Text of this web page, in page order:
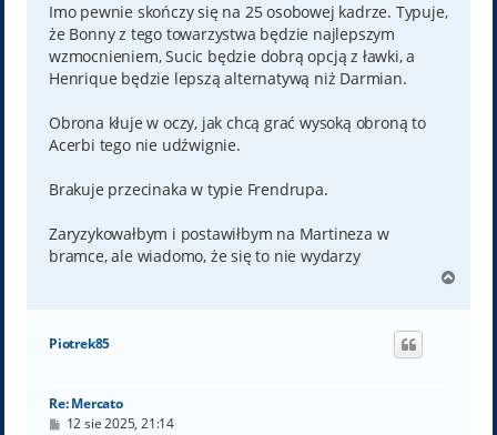
Imo pewnie skończy się na 25 osobowej kadrze. Typuje,
że Bonny z tego towarzystwa będzie najlepszym
wzmocnieniem, Sucic będzie dobrą opcją z ławki, a
Henrique będzie lepszą alternatywą niż Darmian.
Obrona kłuje w oczy, jak chcą grać wysoką obroną to
Acerbi tego nie udźwignie.
Brakuje przecinaka w typie Frendrupa.
Zaryzykowałbym i postawiłbym na Martineza w
bramce, ale wiadomo, że się to nie wydarzy
g
Piotrek85
Re: Mercato
P12 sie 2025, 21:14